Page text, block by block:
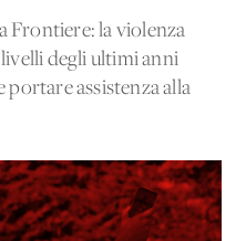
Frontiere: la violenza
degli ultimi anni
assistenza alla